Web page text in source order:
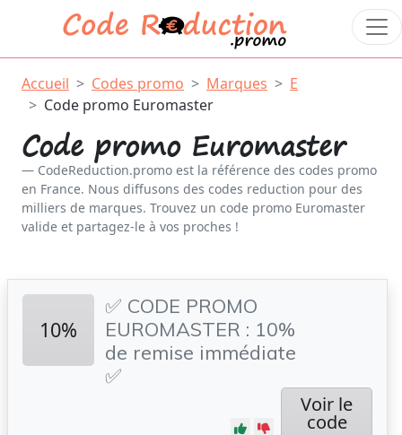
Accueil Codes promo Marques
E
Code promo Euromaster
Code promo Euromaster
CodeReduction.promo est la référence des codes promo
en France. Nous diffusons des codes reduction pour des
milliers de marques. Trouvez un code promo Euromaster
valide et partagez-le à vos proches !
10%
✅ CODE PROMO
EUROMASTER : 10%
de remise immédiate
✅
Voir le
code